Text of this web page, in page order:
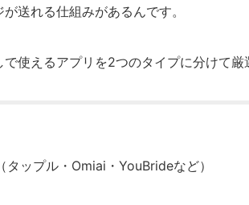
送れる仕組みがあるんです。
使えるアプリを2つのタイプに分けて厳
ップル・Omiai・YouBrideなど）